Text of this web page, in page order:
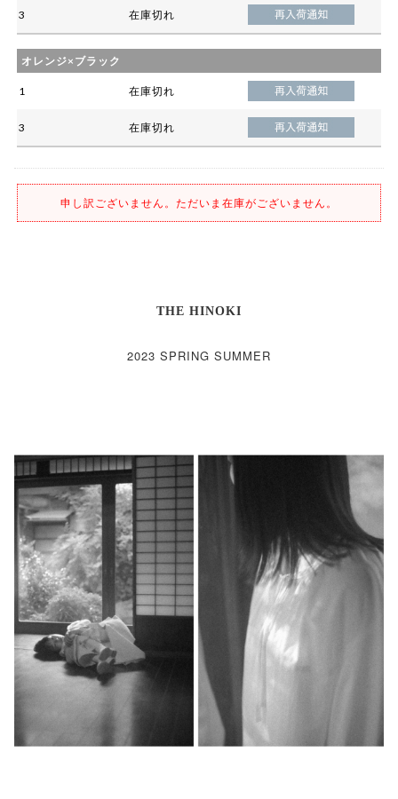
3 在庫切れ
オレンジ×ブラック
1 在庫切れ
3 在庫切れ
申し訳ございません。ただいま在庫がございません。
THE HINOKI
2023 SPRING SUMMER